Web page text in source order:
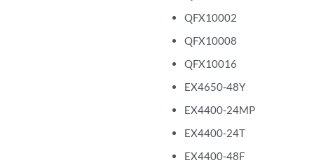
QFX10002
QFX10008
QFX10016
EX4650-48Y
EX4400-24MP
EX4400-24T
EX4400-48F